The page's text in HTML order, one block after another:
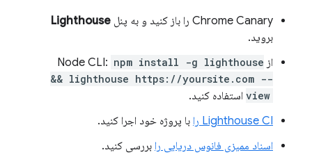
Chrome Canary را باز کنید و به پنل
Lighthouse
بروید.
از Node CLI: npm install -g lighthouse
&& lighthouse https://yoursite.com --
view استفاده کنید.
Lighthouse CI را
با پروژه خود اجرا کنید.
اسناد ممیزی فانوس دریایی را بررسی کنید.